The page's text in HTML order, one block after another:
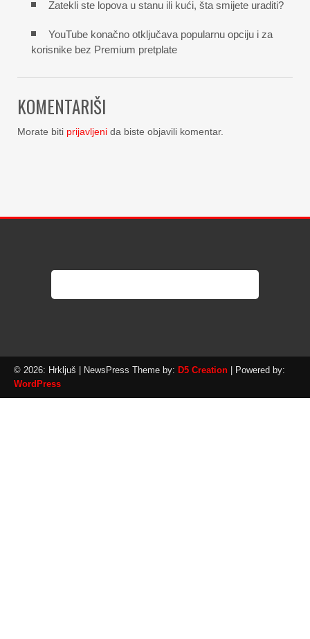
Zatekli ste lopova u stanu ili kući, šta smijete uraditi?
YouTube konačno otključava popularnu opciju i za
korisnike bez Premium pretplate
KOMENTARIŠI
Morate biti prijavljeni da biste objavili komentar.
© 2026: Hrkljuš | NewsPress Theme by: D5 Creation | Powered by:
WordPress